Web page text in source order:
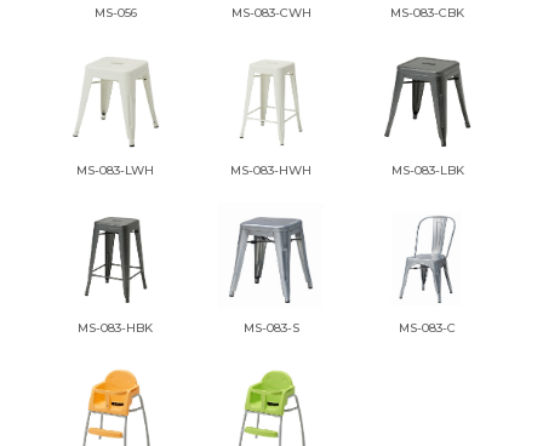
MS-056 MS-083-CWH MS-083-CBK
MS-083-LWH MS-083-HWH MS-083-LBK
MS-083-HBK MS-083-S MS-083-C